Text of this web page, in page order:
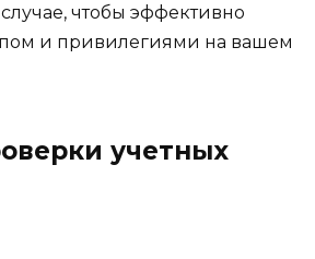
чтобы эффективно
и привилегиями на вашем
учетных